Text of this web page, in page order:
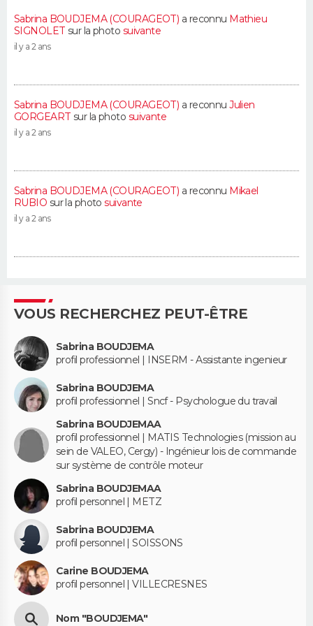
Sabrina BOUDJEMA (COURAGEOT) a reconnu Mathieu
SIGNOLET sur la photo suivante
il y a 2 ans
Sabrina BOUDJEMA (COURAGEOT) a reconnuJulien
GORGEART sur la photo suivante
il y a 2 ans
Sabrina BOUDJEMA (COURAGEOT) a reconnu Mikael
RUBIO sur la photosuivante
il y a 2 ans
VOUS RECHERCHEZ PEUT-ÊTRE
Sabrina BOUDJEMA
profil professionnel | INSERM - Assistante ingenieur
Sabrina BOUDJEMA
profil professionnel | Sncf - Psychologue du travail
Sabrina BOUDJEMAA
profil professionnel | MATIS Technologies (mission au
sein de VALEO, Cergy) - Ingénieur lois de commande
sur système de contrôle moteur
Sabrina BOUDJEMAA
profil personnel | METZ
Sabrina BOUDJEMA
profil personnel | SOISSONS
Carine BOUDJEMA
profil personnel | VILLECRESNES
Nom "BOUDJEMA"